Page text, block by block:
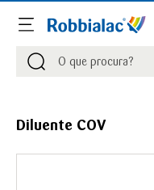
Procurar
Procurar
Diluente COV